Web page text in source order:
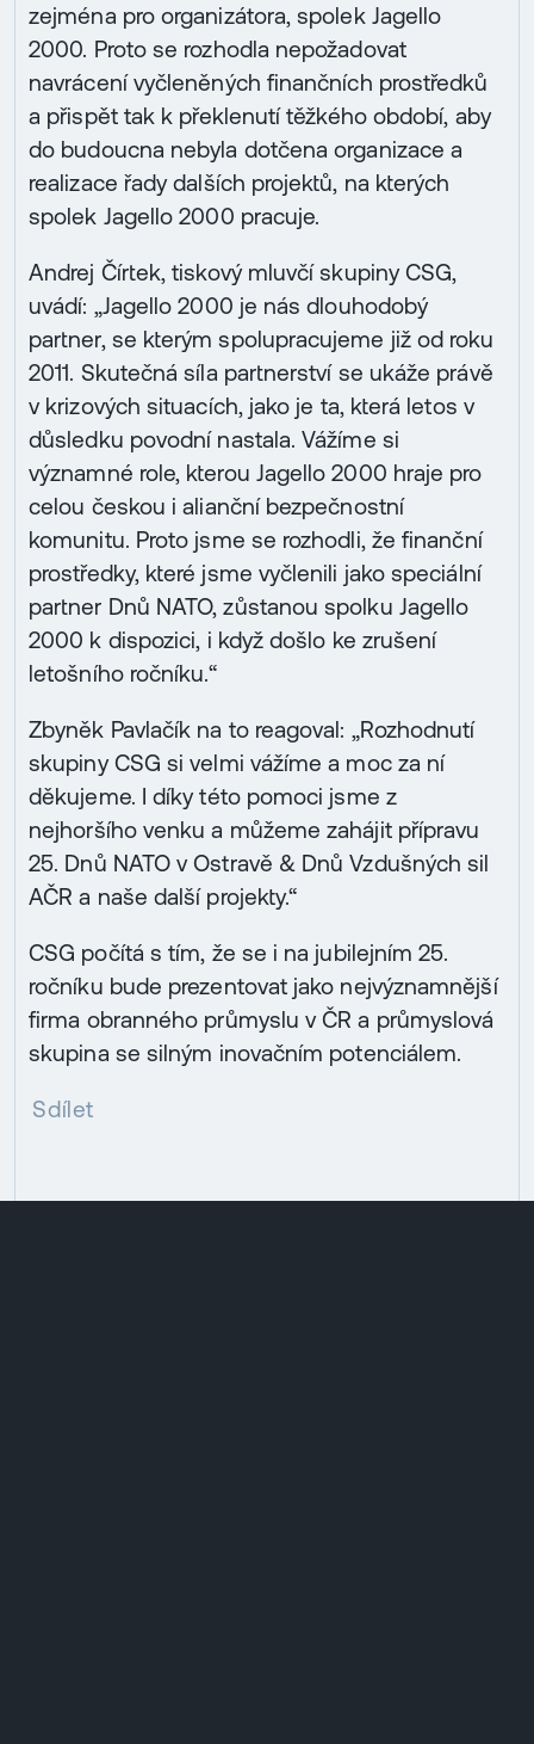
zejména pro organizátora, spolek Jagello
2000. Proto se rozhodla nepožadovat
navrácení vyčleněných finančních prostředků
a přispět tak k překlenutí těžkého období, aby
do budoucna nebyla dotčena organizace a
realizace řady dalších projektů, na kterých
spolek Jagello 2000 pracuje.
Andrej Čírtek, tiskový mluvčí skupiny CSG,
uvádí: „Jagello 2000 je nás dlouhodobý
partner, se kterým spolupracujeme již od roku
2011. Skutečná síla partnerství se ukáže právě
v krizových situacích, jako je ta, která letos v
důsledku povodní nastala. Vážíme si
významné role, kterou Jagello 2000 hraje pro
celou českou i alianční bezpečnostní
komunitu. Proto jsme se rozhodli, že finanční
prostředky, které jsme vyčlenili jako speciální
partner Dnů NATO, zůstanou spolku Jagello
2000 k dispozici, i když došlo ke zrušení
letošního ročníku.“
Zbyněk Pavlačík na to reagoval: „Rozhodnutí
skupiny CSG si velmi vážíme a moc za ní
děkujeme. I díky této pomoci jsme z
nejhoršího venku a můžeme zahájit přípravu
25. Dnů NATO v Ostravě & Dnů Vzdušných sil
AČR a naše další projekty.“
CSG počítá s tím, že se i na jubilejním 25.
ročníku bude prezentovat jako nejvýznamnější
firma obranného průmyslu v ČR a průmyslová
skupina se silným inovačním potenciálem.
Sdílet